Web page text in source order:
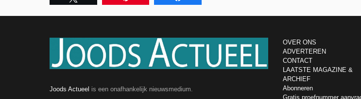
Joods Actueel is een onafhankelijk nieuwsmedium.
OVER ONS
ADVERTEREN
CONTACT
LAATSTE MAGAZINE &
ARCHIEF
Abonneren
Gratis proefnummer